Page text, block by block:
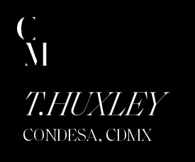
PROYECTOS
T.HUXLEY
CONDESA, CDMX